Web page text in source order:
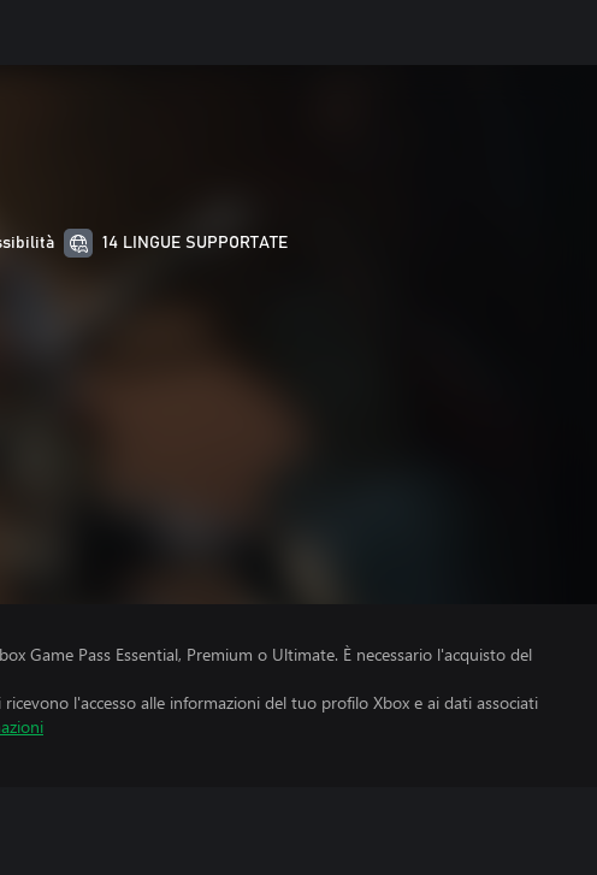
14 LINGUE SUPPORTATE
Game Pass Essential, Premium o Ultimate. È necessario l'acquisto del
l'accesso alle informazioni del tuo profilo Xbox e ai dati associati